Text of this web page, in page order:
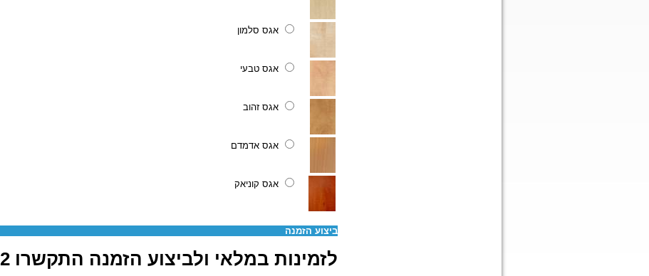
אגס סלמון
אגס טבעי
אגס זהוב
אגס אדמדם
אגס קוניאק
ביצוע הזמנה
לזמינות במלאי ולביצוע הזמנה התקשרו 03-6880062